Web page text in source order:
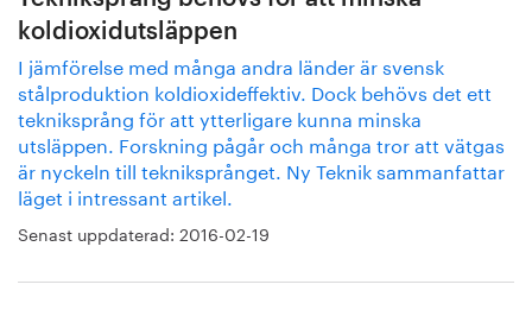
koldioxidutsläppen
I jämförelse med många andra länder är svensk
stålproduktion koldioxideffektiv. Dock behövs det ett
tekniksprång för att ytterligare kunna minska
utsläppen. Forskning pågår och många tror att vätgas
är nyckeln till tekniksprånget. Ny Teknik sammanfattar
läget i intressant artikel.
Senast uppdaterad: 2016-02-19